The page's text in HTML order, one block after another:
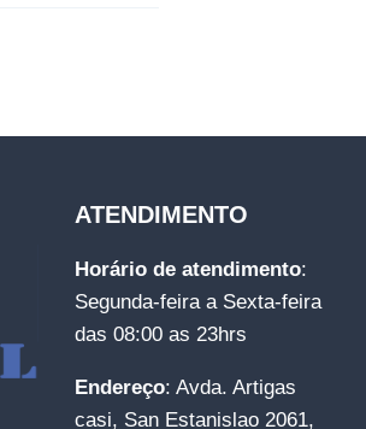
ATENDIMENTO
Horário de atendimento:
Segunda-feira a Sexta-feira
das 08:00 as 23hrs
Endereço: Avda. Artigas
casi, San Estanislao 2061,